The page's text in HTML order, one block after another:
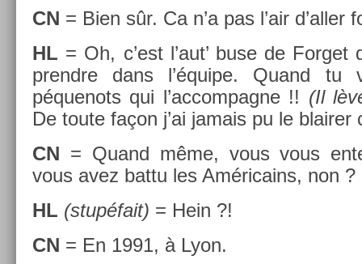
CN = Bien sûr. Ca n’a pas l’air d’aller
HL = Oh, c’est l’aut’ buse de
pre­ndre dans l’équipe. Quand
péquenots qui l’ac­compag­ne !! (Il
De toute façon j’ai jamais pu le blair­er
CN = Quand même, vous vous
vous avez battu les Américains, non ?
HL (stupéfait) = Hein ?!
CN = En 1991, à Lyon.